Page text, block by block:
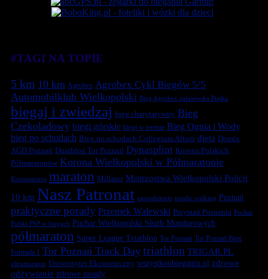
#TAGI NA TOPIE
5 km 10 km Agrobex Agrobex Cykl Biegów 5/5
Automobilklub Wielkopolski Bieg Agrobex zalasewska Piątka
biegaj i zwiedzaj bieg charytatywny Bieg
Czekoladowy biegi górskie biegi w terenie Bieg Ognia i Wody
bieg po schodach Bieg po schodach Collegium Altum dieta Domix
AGD Poznań Duathlon Tor Poznań Dynasplint Korona Polskich
Półmaratonów Korona Wielkopolski w Półmaratonie
Koronawirus maraton Millano Mistrzostwa Wielkopolski Policji
10 km Nasz Patronat nawodnienie nordic walking Poznań
praktyczne porady Przemek Walewski Przystań Posnania Puchar
Polski PSP w biegach Puchar Wielkopolski Służb Mundurowych
półmaraton Super League Triathlon Tor Poznań Tor Poznań Bieg
Formuła 1 Tor Poznań Track Day triathlon TRIGAR.PL
ultramaraton Uniwersytet Ekonomiczny wszystkoobieganiu.pl zdrowe
odżywianie zdrowe zasady